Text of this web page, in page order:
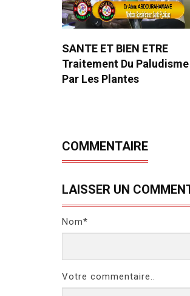
SANTE ET BIEN ETRE
Traitement Du Paludisme
Par Les Plantes
COMMENTAIRE
LAISSER UN
Nom*
Votre commentaire..